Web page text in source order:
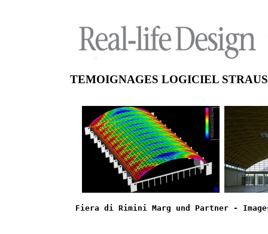
TEMOIGNAGES LOGICIEL
Fiera di Rimini Marg und Partner -